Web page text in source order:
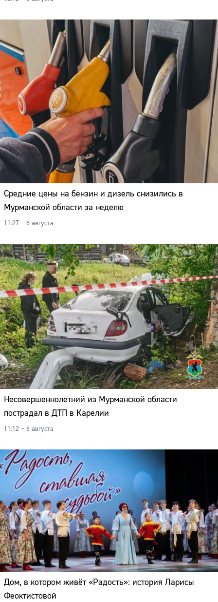
Средние цены на бензин и дизель снизились в
Мурманской области за неделю
11:27 – 6 августа
Несовершеннолетний из Мурманской области
пострадал в ДТП в Карелии
11:12 – 6 августа
Дом, в котором живёт «Радость»: история Ларисы
Феоктистовой